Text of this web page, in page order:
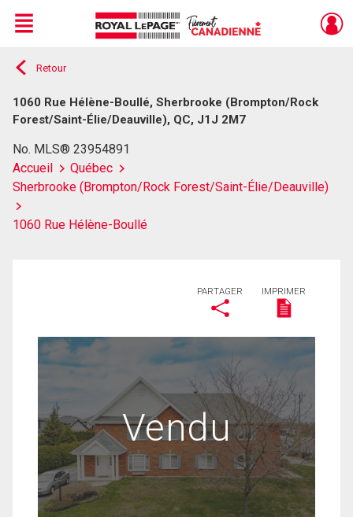
Live
En Direct
Menu
Retour
1060 Rue Hélène-Boullé, Sherbrooke (Brompton/Rock
Forest/Saint-Élie/Deauville), QC, J1J 2M7
No. MLS® 23954891
Accueil
Québec
Sherbrooke (Brompton/Rock Forest/Saint-Élie/Deauville)
1060 Rue Hélène-Boullé
PARTAGER IMPRIMER
Vendu